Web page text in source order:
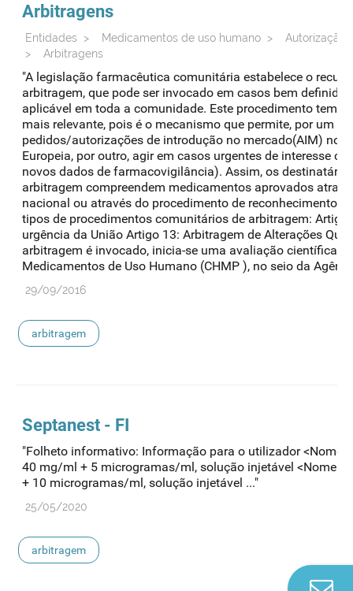
Arbitragens
Entidades > Medicamentos de uso humano >
Autorização
>
Arbitragens
"A legislação farmacêutica comunitária estabelece o
arbitragem, que pode ser invocado em casos bem
aplicável em toda a comunidade. Este procedimento tem
mais relevante, pois é o mecanismo que permite, por um
pedidos/autorizações de introdução no mercado(AIM) no
Europeia, por outro, agir em casos urgentes de interesse
novos dados de farmacovigilância). Assim, os
arbitragem compreendem medicamentos aprovados
nacional ou através do procedimento de reconhecimento
tipos de procedimentos comunitários de arbitragem: Artigo
urgência da União Artigo 13: Arbitragem de Alterações
arbitragem é invocado, inicia-se uma avaliação científica
Medicamentos de Uso Humano (CHMP ), no seio da
29/09/2016
arbitragem
Septanest - FI
"Folheto informativo: Informação para o utilizador <Nome
40 mg/ml + 5 microgramas/ml, solução injetável <Nome
+ 10 microgramas/ml, solução injetável ..."
25/05/2020
arbitragem